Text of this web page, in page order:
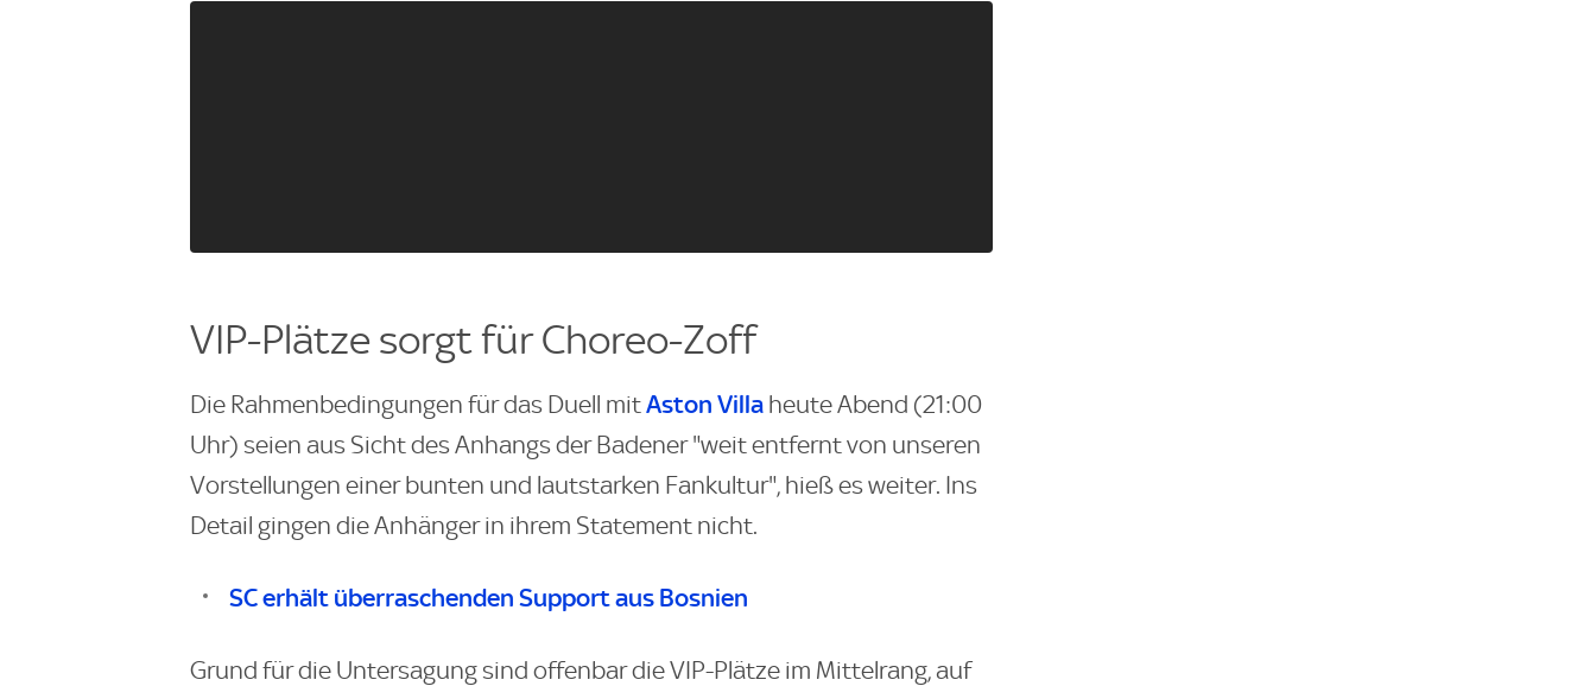
VIP-Plätze sorgt für Choreo-Zoff
Die Rahmenbedingungen für das Duell mitAston Villa heute Abend (21:00
Uhr) seien aus Sicht des Anhangs der Badener "weit entfernt von unseren
Vorstellungen einer bunten und lautstarken Fankultur", hieß es weiter. Ins
Detail gingen die Anhänger in ihrem Statement nicht.
SC erhält überraschenden Support aus Bosnien
Grund für die Untersagung sind offenbar die VIP-Plätze im Mittelrang, auf